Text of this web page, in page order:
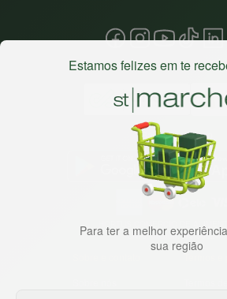
HORTUS COMERCIO DE
CNPJ: 09.000.493/0002-15
Termos e
Baixe nosso app
Estamos felizes em te
Para ter a melhor
sua região